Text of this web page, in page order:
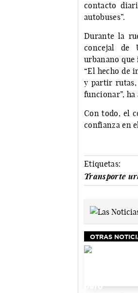
contacto
autobuses”.
Durante la
concejal de
urbanano que
“El hecho de
y partir rutas,
funcionar”,
Con todo, el
confianza en
Etiquetas:
Transporte
OTRAS